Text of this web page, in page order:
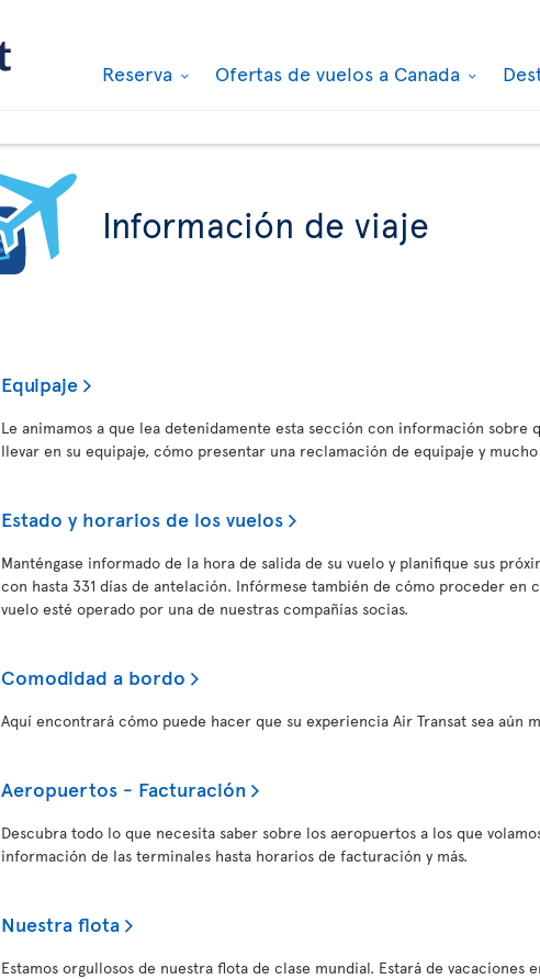
Reserva Ofertas de vuelos a Canada
Información de viaje
Equipaje
Le animamos a que lea detenidamente esta sección con información sobre
llevar en su equipaje, cómo presentar una reclamación de equipaje y mucho
Estado y horarios de los vuelos
Manténgase informado de la hora de salida de su vuelo y planifique sus
con hasta 331 días de antelación. Infórmese también de cómo proceder en
vuelo esté operado por una de nuestras compañías socias.
Comodidad a bordo
Aquí encontrará cómo puede hacer que su experiencia Air Transat sea aún
Aeropuertos - Facturación
Descubra todo lo que necesita saber sobre los aeropuertos a los que
información de las terminales hasta horarios de facturación y más.
Nuestra flota
Estamos orgullosos de nuestra flota de clase mundial. Estará de vacaciones